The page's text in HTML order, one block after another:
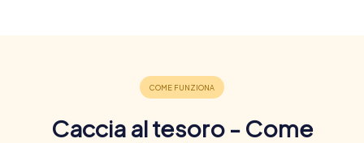
Caccia al tesoro - Come